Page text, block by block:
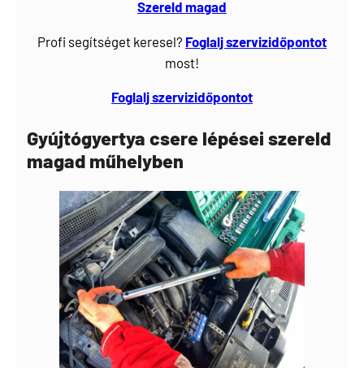
Szereld magad
Profi segítséget keresel? Foglaljszervizidőpontot
most!
Foglalj szervizidőpontot
Gyújtógyertya csere lépései szereld
magad műhelyben